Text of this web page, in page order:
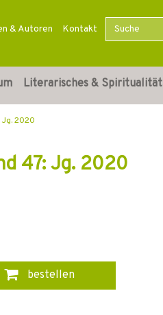
& Autoren Kontakt
Literarisches & Spiritualität
Jg. 2020
47: Jg. 2020
bestellen